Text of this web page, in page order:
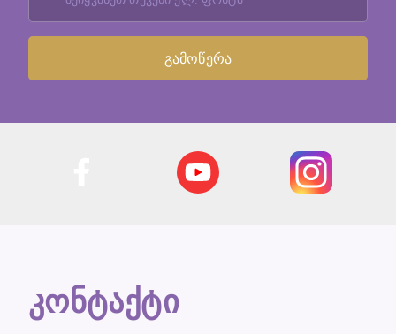
კონტაქტი